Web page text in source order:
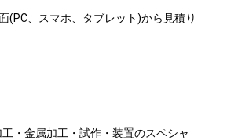
(PC、スマホ、タブレット)から見積り
・金属加工・試作・装置のスペシャ